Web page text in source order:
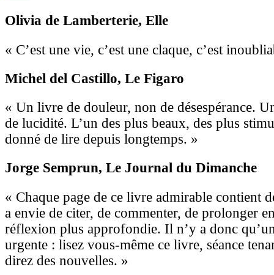
Olivia de Lamberterie, Elle
« C’est une vie, c’est une claque, c’est
Michel del Castillo, Le Figaro
« Un livre de douleur, non de désespérance.
de lucidité. L’un des plus beaux, des plus
donné de lire depuis longtemps. »
Jorge Semprun, Le Journal du Dimanche
« Chaque page de ce livre admirable contient
a envie de citer, de commenter, de prolonger
réflexion plus approfondie. Il n’y a donc
urgente : lisez vous-même ce livre, séance
direz des nouvelles. »